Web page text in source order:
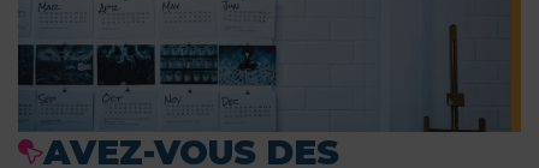
AVEZ-VOUS DES